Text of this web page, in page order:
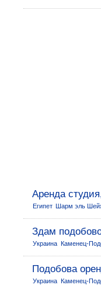
Аренда
Египет Шарм эль
Здам подобово
Украина Каменец-
Подобова
Украина Каменец-